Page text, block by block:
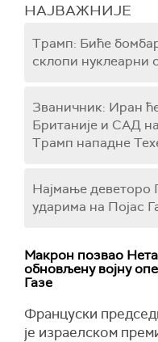
НАЈВАЖНИЈЕ
Трамп: Биће
склопи нуклеарни
Званичник: Иран
Британије и САД
Трамп нападне
Најмање деветоро
ударима на Појас
Макрон позвао
обновљену војну
Газе
Француски
је израелском